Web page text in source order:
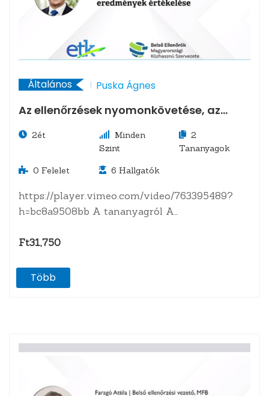
Általános Puska Ágnes
Az ellenőrzések nyomonkövetése, az
2ét
Minden
Szint
2
Tananyagok
0 Felelet 6 Hallgatók
https://player.vimeo.com/video/763395489?
h=bc8a9508bb A tananyagról A
hatékony nyomonkövetési rendszerrel
gyakorisága és…
Ft31,750
Több